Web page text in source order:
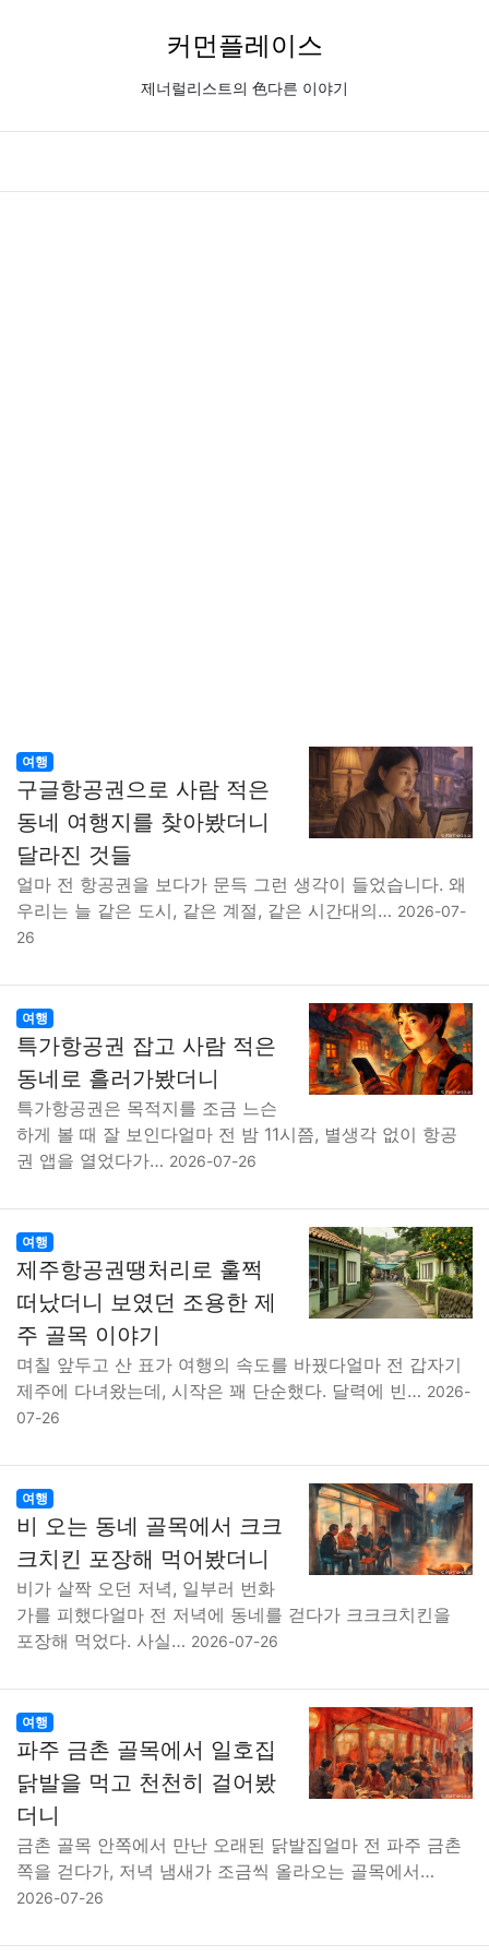
커먼플레이스
제너럴리스트의 色다른 이야기
여행
구글항공권으로 사람 적은
동네 여행지를 찾아봤더니
달라진 것들
얼마 전 항공권을 보다가 문득 그런 생각이 들었습니다. 왜
우리는 늘 같은 도시, 같은 계절, 같은 시간대의… 2026-07-
26
여행
특가항공권 잡고 사람 적은
동네로 흘러가봤더니
특가항공권은 목적지를 조금 느슨
하게 볼 때 잘 보인다얼마 전 밤 11시쯤, 별생각 없이 항공
권 앱을 열었다가… 2026-07-26
여행
제주항공권땡처리로 훌쩍
떠났더니 보였던 조용한 제
주 골목 이야기
며칠 앞두고 산 표가 여행의 속도를 바꿨다얼마 전 갑자기
제주에 다녀왔는데, 시작은 꽤 단순했다. 달력에 빈… 2026-
07-26
여행
비 오는 동네 골목에서 크크
크치킨 포장해 먹어봤더니
비가 살짝 오던 저녁, 일부러 번화
가를 피했다얼마 전 저녁에 동네를 걷다가 크크크치킨을
포장해 먹었다. 사실… 2026-07-26
여행
파주 금촌 골목에서 일호집
닭발을 먹고 천천히 걸어봤
더니
금촌 골목 안쪽에서 만난 오래된 닭발집얼마 전 파주 금촌
쪽을 걷다가, 저녁 냄새가 조금씩 올라오는 골목에서…
2026-07-26